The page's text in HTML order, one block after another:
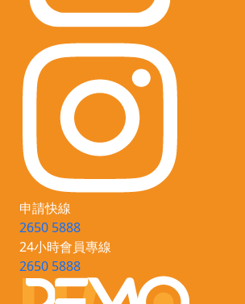
申請快線
2650 5888
24小時會員專線
2650 5888